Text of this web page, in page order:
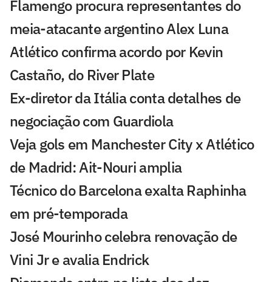
Flamengo procura representantes do
meia-atacante argentino Alex Luna
Atlético confirma acordo por Kevin
Castaño, do River Plate
Ex-diretor da Itália conta detalhes de
negociação com Guardiola
Veja gols em Manchester City x Atlético
de Madrid: Ait-Nouri amplia
Técnico do Barcelona exalta Raphinha
em pré-temporada
José Mourinho celebra renovação de
Vini Jr e avalia Endrick